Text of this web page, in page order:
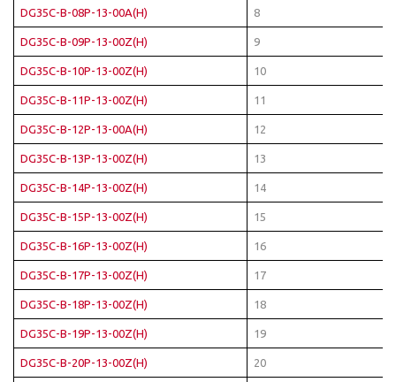
DG35C-B-08P-13-00A(H) 8
DG35C-B-09P-13-00Z(H) 9
DG35C-B-10P-13-00Z(H) 10
DG35C-B-11P-13-00Z(H) 11
DG35C-B-12P-13-00A(H) 12
DG35C-B-13P-13-00Z(H) 13
DG35C-B-14P-13-00Z(H) 14
DG35C-B-15P-13-00Z(H) 15
DG35C-B-16P-13-00Z(H) 16
DG35C-B-17P-13-00Z(H) 17
DG35C-B-18P-13-00Z(H) 18
DG35C-B-19P-13-00Z(H) 19
DG35C-B-20P-13-00Z(H) 20